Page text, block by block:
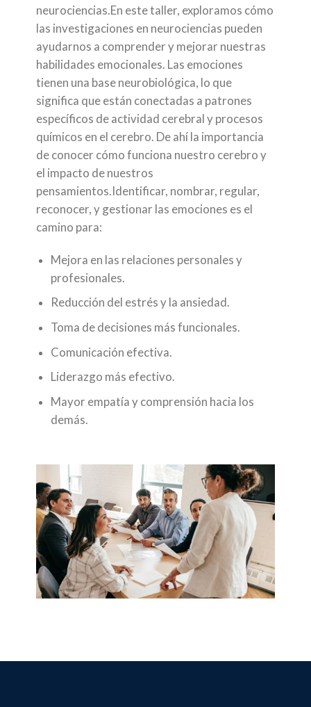
neurociencias.En este taller, exploramos cómo
las investigaciones en neurociencias pueden
ayudarnos a comprender y mejorar nuestras
habilidades emocionales. Las emociones
tienen una base neurobiológica, lo que
significa que están conectadas a patrones
específicos de actividad cerebral y procesos
químicos en el cerebro. De ahí la importancia
de conocer cómo funciona nuestro cerebro y
el impacto de nuestros
pensamientos.Identificar, nombrar, regular,
reconocer, y gestionar las emociones es el
camino para:
Mejora en las relaciones personales y
profesionales.
Reducción del estrés y la ansiedad.
Toma de decisiones más funcionales.
Comunicación efectiva.
Liderazgo más efectivo.
Mayor empatía y comprensión hacia los
demás.